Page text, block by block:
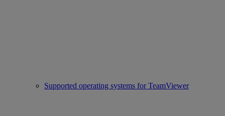
Supported operating systems for TeamViewer